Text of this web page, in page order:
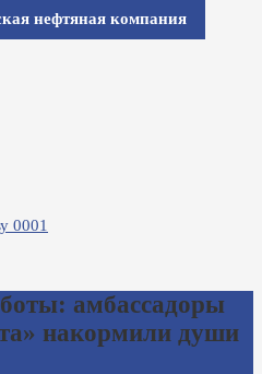
нефтяная компания
амбассадоры
накормили души